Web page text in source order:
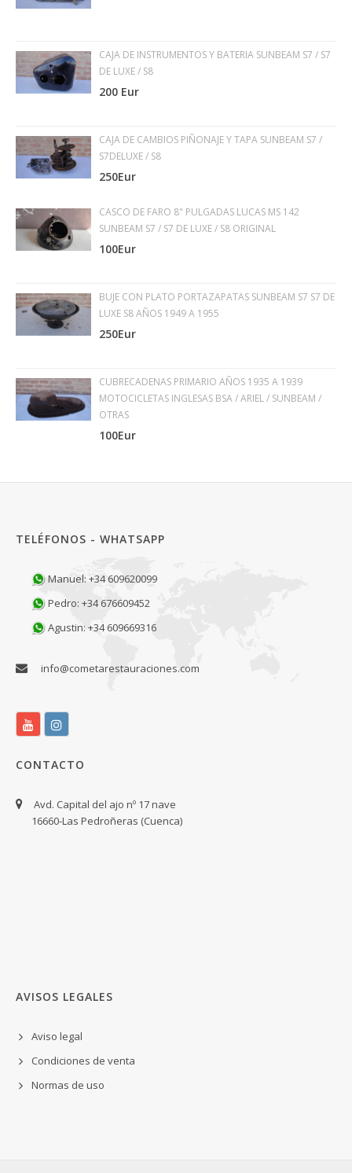
CAJA DE INSTRUMENTOS Y BATERIA SUNBEAM S7 / S7
DE LUXE / S8
200 Eur
CAJA DE CAMBIOS PIÑONAJE Y TAPA SUNBEAM S7 /
S7DELUXE / S8
250Eur
CASCO DE FARO 8" PULGADAS LUCAS MS 142
SUNBEAM S7 / S7 DE LUXE / S8 ORIGINAL
100Eur
BUJE CON PLATO PORTAZAPATAS SUNBEAM S7 S7 DE
LUXE S8 AÑOS 1949 A 1955
250Eur
CUBRECADENAS PRIMARIO AÑOS 1935 A 1939
MOTOCICLETAS INGLESAS BSA / ARIEL / SUNBEAM /
OTRAS
100Eur
TELÉFONOS - WHATSAPP
Manuel: +34 609620099
Pedro: +34 676609452
Agustin: +34 609669316
info@cometarestauraciones.com
CONTACTO
Avd. Capital del ajo nº 17 nave
16660-Las Pedroñeras (Cuenca)
AVISOS LEGALES
Aviso legal
Condiciones de venta
Normas de uso